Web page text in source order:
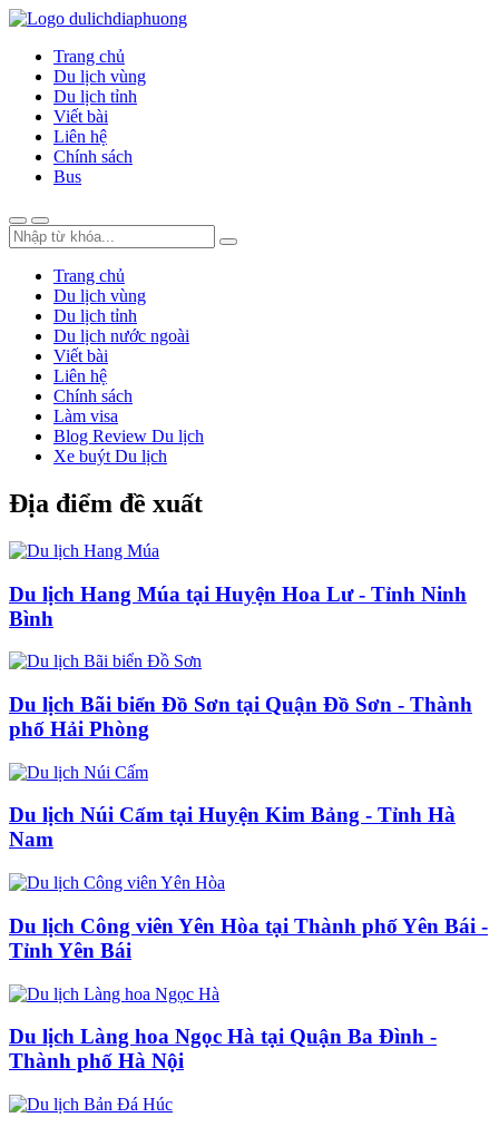
Trang chủ
Du lịch vùng
Du lịch tỉnh
Viết bài
Liên hệ
Chính sách
Bus
Trang chủ
Du lịch vùng
Du lịch tỉnh
Du lịch nước ngoài
Viết bài
Liên hệ
Chính sách
Làm visa
Blog Review Du lịch
Xe buýt Du lịch
Địa điểm đề xuất
Du lịch Hang Múa tại Huyện Hoa Lư - Tỉnh Ninh
Bình
Du lịch Bãi biển Đồ Sơn tại Quận Đồ Sơn - Thành
phố Hải Phòng
Du lịch Núi Cấm tại Huyện Kim Bảng - Tỉnh Hà
Nam
Du lịch Công viên Yên Hòa tại Thành phố Yên Bái -
Tỉnh Yên Bái
Du lịch Làng hoa Ngọc Hà​ tại Quận Ba Đình -
Thành phố Hà Nội